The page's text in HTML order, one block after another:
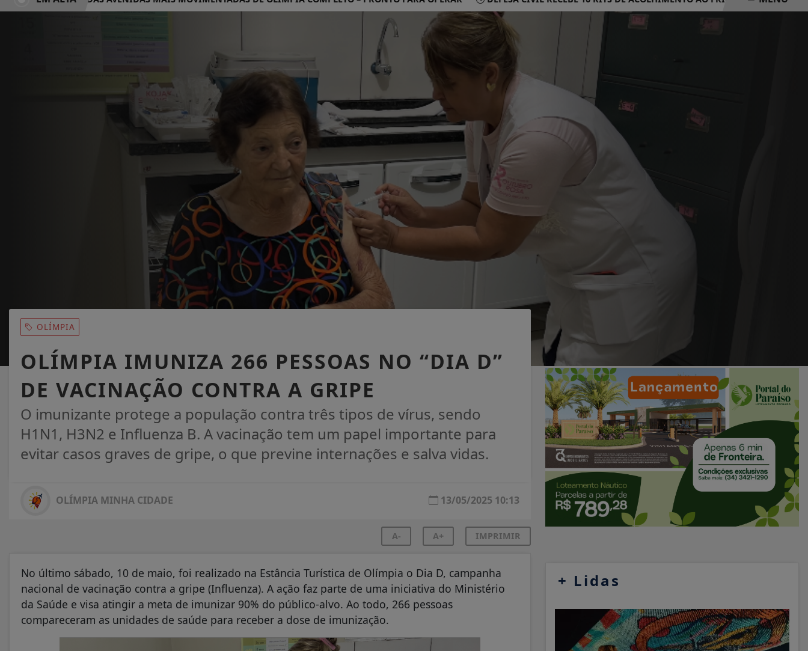
OLÍMPIA
OLÍMPIA IMUNIZA 266 PESSOAS NO “DIA D”
DE VACINAÇÃO CONTRA A GRIPE
O imunizante protege a população contra três tipos de vírus, sendo
H1N1, H3N2 e Influenza B. A vacinação tem um papel importante para
evitar casos graves de gripe, o que previne internações e salva vidas.
OLÍMPIA MINHA CIDADE 13/05/2025 10:13
A- A+ IMPRIMIR
No último sábado, 10 de maio, foi realizado na Estância Turística de Olímpia o Dia D, campanha
nacional de vacinação contra a gripe (Influenza). A ação faz parte de uma iniciativa do Ministério
da Saúde e visa atingir a meta de imunizar 90% do público-alvo. Ao todo, 266 pessoas
compareceram as unidades de saúde para receber a dose de imunização.
+ Lidas